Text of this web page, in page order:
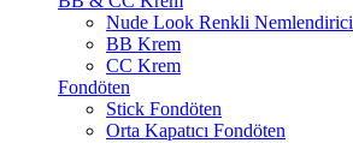
Nude Look Renkli Nemlendirici
BB Krem
CC Krem
Fondöten
Stick Fondöten
Orta Kapatıcı Fondöten